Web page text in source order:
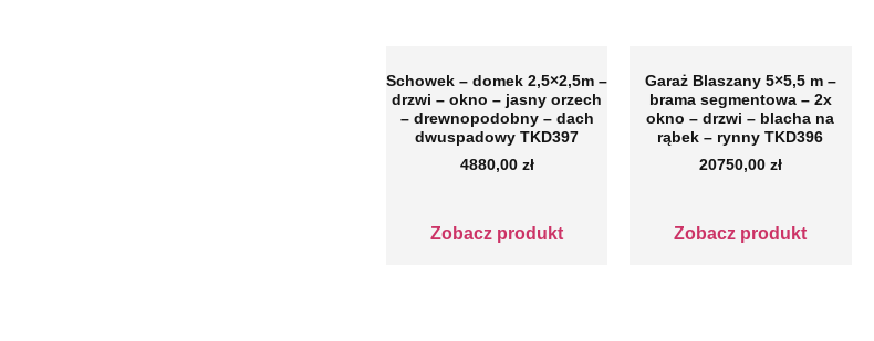
Schowek – domek 2,5×2,5m –
drzwi – okno – jasny orzech
– drewnopodobny – dach
dwuspadowy TKD397
4880,00 zł
Zobacz produkt
Garaż Blaszany 5×5,5 m –
brama segmentowa – 2x
okno – drzwi – blacha na
rąbek – rynny TKD396
20750,00 zł
Zobacz produkt